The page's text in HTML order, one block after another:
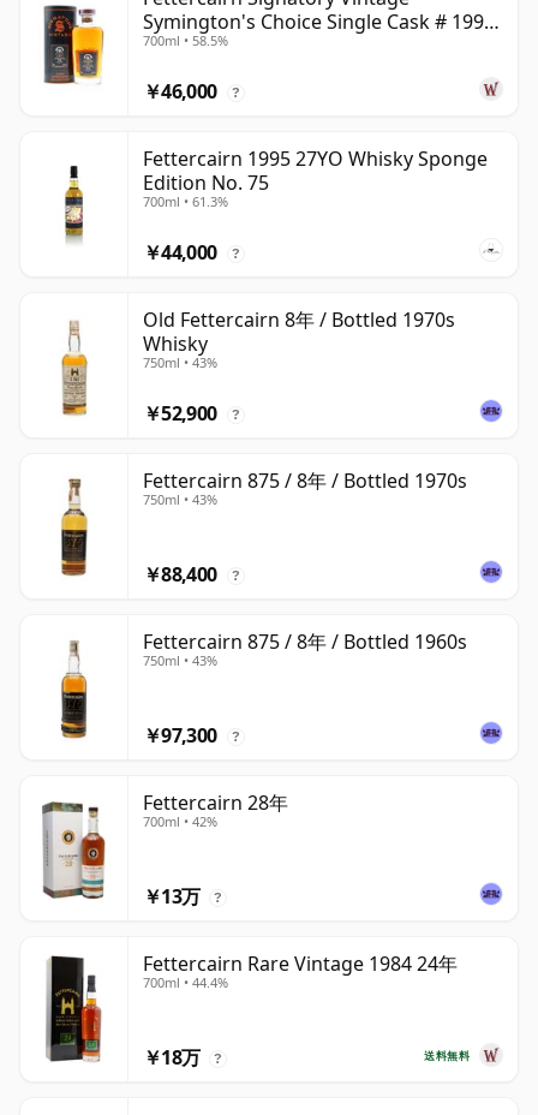
Symington's Choice Single Cask # 1995
30年
700ml • 58.5%
￥46,000 ?
Fettercairn 1995 27YO Whisky Sponge
Edition No. 75
700ml • 61.3%
￥44,000 ?
Old Fettercairn 8年 / Bottled 1970s
Whisky
750ml • 43%
￥52,900 ?
Fettercairn 875 / 8年 / Bottled 1970s
750ml • 43%
￥88,400 ?
Fettercairn 875 / 8年 / Bottled 1960s
750ml • 43%
￥97,300 ?
Fettercairn 28年
700ml • 42%
￥13万 ?
Fettercairn Rare Vintage 1984 24年
700ml • 44.4%
送料無料
￥18万 ?